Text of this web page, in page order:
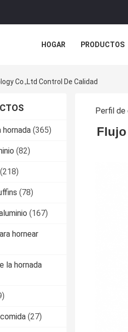
HOGAR PRODUCTOS
Co.,Ltd Control De Calidad
hornada (365)
(82)
(218)
(78)
(167)
hornear
la hornada
(27)
Perfil